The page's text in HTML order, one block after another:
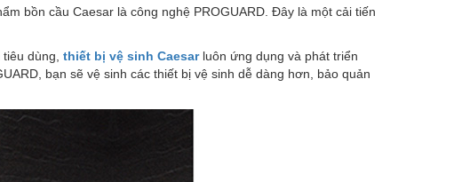
bồn cầu Caesar là công nghệ PROGUARD. Đây là một cải tiến
dùng, thiết bị vệ sinh Caesarluôn ứng dụng và phát triển
bạn sẽ vệ sinh các thiết bị vệ sinh dễ dàng hơn, bảo quản